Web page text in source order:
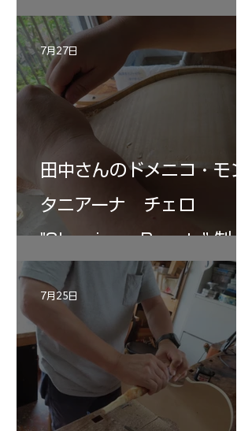
田中さんのドメニコ・モン
タニアーナ チェロ
"Sleeping・Beauty” 制作
記 30
7月27日
7月25日